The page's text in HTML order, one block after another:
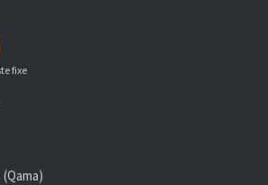
fixe